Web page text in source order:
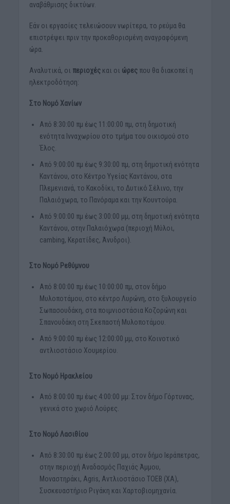
αναβάθμισης δικτύων.
Εάν οι εργασίες τελειώσουν νωρίτερα, το ρεύμα θα
επιστρέψει πριν την προκαθορισμένη αναγραφόμενη
ώρα.
Αναλυτικά, οι περιοχέςκαι οι ώρεςπου θα διακοπεί η
ηλεκτροδότηση:
Στο Νομό Χανίων
Από 8:30:00 πμ έως 11:00:00 πμ, στη δημοτική
ενότητα Ινναχωρίου στο τμήμα του οικισμού στο
Έλος.
Από 9:00:00 πμ έως 9:30:00 πμ, στη δημοτική ενότητα
Καντάνου, στο Κέντρο Υγείας Καντάνου, στα
Πλεμενιανά, το Κακοδίκι, το Δυτικό Σέλινο, την
Παλαιόχωρα, το Πανόραμα και την Κουντούρα.
Από 9:00:00 πμ έως 3:00:00 μμ, στη δημοτική ενότητα
Καντάνου, στην Παλαιόχωρα (περιοχή Μύλοι,
cambing, Κερατίδες, Άνυδροι).
Στο Νομό Ρεθύμνου
Από 8:00:00 πμ έως 10:00:00 πμ, στον δήμο
Μυλοποτάμου, στο κέντρο Λυρώνη, στο ξυλουργείο
Σωπασουδάκη, στα ποιμνιοστάσια Κοζορώνη και
Σπανουδάκη στη Σκεπαστή Μυλοποτάμου.
Από 9:00:00 πμ έως 12:00:00 μμ, στο Κοινοτικό
αντλιοστάσιο Χουμερίου.
Στο Νομό Ηρακλείου
Από 8:00:00 πμ έως 4:00:00 μμ: Στον δήμο Γόρτυνας,
γενικά στο χωριό Λούρες.
Στο Νομό Λασιθίου
Από 8:30:00 πμ έως 2:00:00 μμ, στον δήμο Ιεράπετρας,
στην περιοχή Αναδασμός Παχιάς Άμμου,
Μοναστηράκι, Agris, Αντλιοστάσιο ΤΟΕΒ (ΧΑ),
Συσκευαστήριο Ριγάκη και Χαρτοβιομηχανία.